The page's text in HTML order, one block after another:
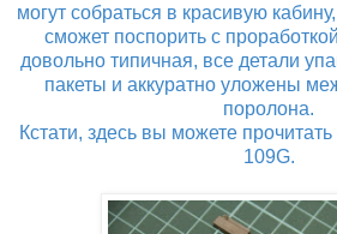
могут собраться в красивую
сможет поспорить с
довольно типичная, все детали
пакеты и аккуратно уложены
поролона.
Кстати, здесь вы можете
109G.